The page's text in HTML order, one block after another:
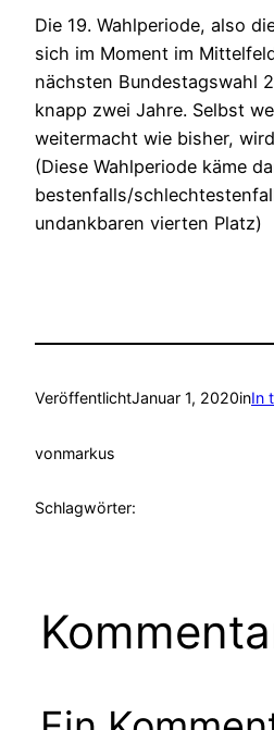
Die 19. Wahlperiode, also
sich im Moment im
nächsten Bundestagswahl
knapp zwei Jahre. Selbst
weitermacht wie bisher,
(Diese Wahlperiode käme
bestenfalls/
undankbaren vierten Platz)
VeröffentlichtJanuar 1, 2020inIn
vonmarkus
Schlagwörter: